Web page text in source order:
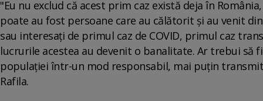
"Eu nu exclud că acest prim caz există deja în
poate au fost persoane care au călătorit şi au venit
sau interesaţi de primul caz de COVID, primul caz
lucrurile acestea au devenit o banalitate. Ar trebui să
populaţiei într-un mod responsabil, mai puţin
Rafila.